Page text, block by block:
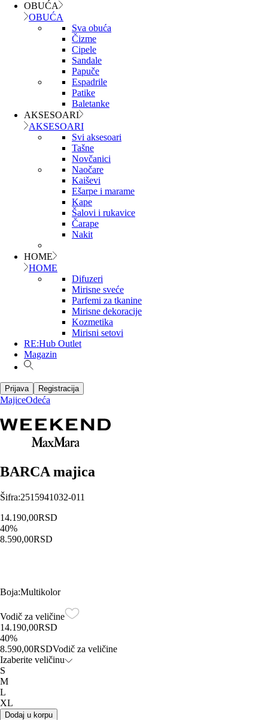
OBUĆA
OBUĆA
Sva obuća
Čizme
Cipele
Sandale
Papuče
Espadrile
Patike
Baletanke
AKSESOARI
AKSESOARI
Svi aksesoari
Tašne
Novčanici
Naočare
Kaiševi
Ešarpe i marame
Kape
Šalovi i rukavice
Čarape
Nakit
HOME
HOME
Difuzeri
Mirisne sveće
Parfemi za tkanine
Mirisne dekoracije
Kozmetika
Mirisni setovi
RE:Hub Outlet
Magazin
Prijava Registracija
MajiceOdeća
BARCA majica
Šifra:2515941032-011
14.190,00RSD
40%
8.590,00RSD
Boja:Multikolor
Vodič za veličine
14.190,00RSD
40%
8.590,00RSDVodič za veličine
Izaberite veličinu
S
M
L
XL
Dodaj u korpu